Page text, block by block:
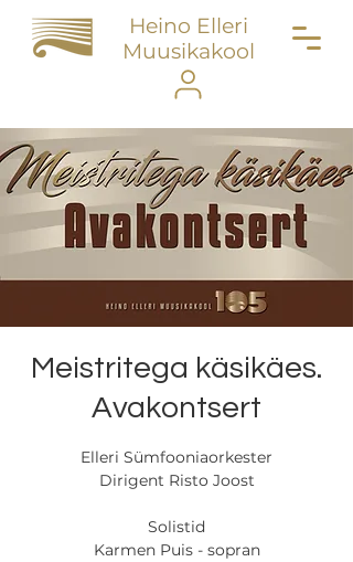
Heino Elleri
Muusikakool
Meistritega käsikäes.
Avakontsert
Elleri Sümfooniaorkester
Dirigent Risto Joost
Solistid
Karmen Puis - sopran